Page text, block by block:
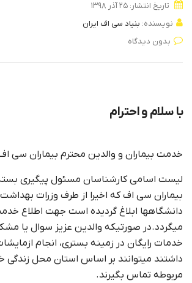
تاریخ انتشار: ۲۵ آذر ۱۳۹۸
نویسنده: بنیاد سی اف ایران
بدون دیدگاه
با سلام و احترام
خدمت بیماران و والدین محترم بیماران سی
لیست اسامی کارشناسان مسئول پیگیری
بیماران سی اف که اخیرا از طرف وزرات
دانشگاهها ابلاغ گردیده است جهت اطلاع
میگردد.در صورتیکه والدین عزیز سوال یا
خدمات رایگان در زمینه بستری، انجام
داشتند میتوانند بر اساس استان محل زندگی
مربوطه تماس بگیرند.